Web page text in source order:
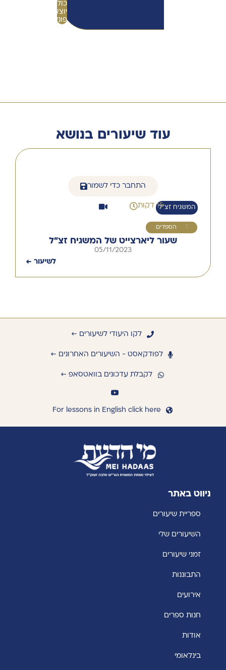
כולל
יוצאי
פוניבז'
עוד שיעורים בנושא
התחבר כדי לשמור
המשגיח זצ״ל
15 דקות
5 הספדים
שעור ליארצייט של המשגיח זצ"ל
05/11/2023
לשיעור ←
לקו היעודי לשיעורים ←
לפודקאסט - השיעורים האחרונים ←
לקבלת עדכונים בוואטסאפ ←
For lessons in English click here
ניווט באתר
ספריית שיעורים
השיעורים שלי
זמני שיעורים
התבוננות
אירועים
חנות ספרים
אודות
בינלאומי